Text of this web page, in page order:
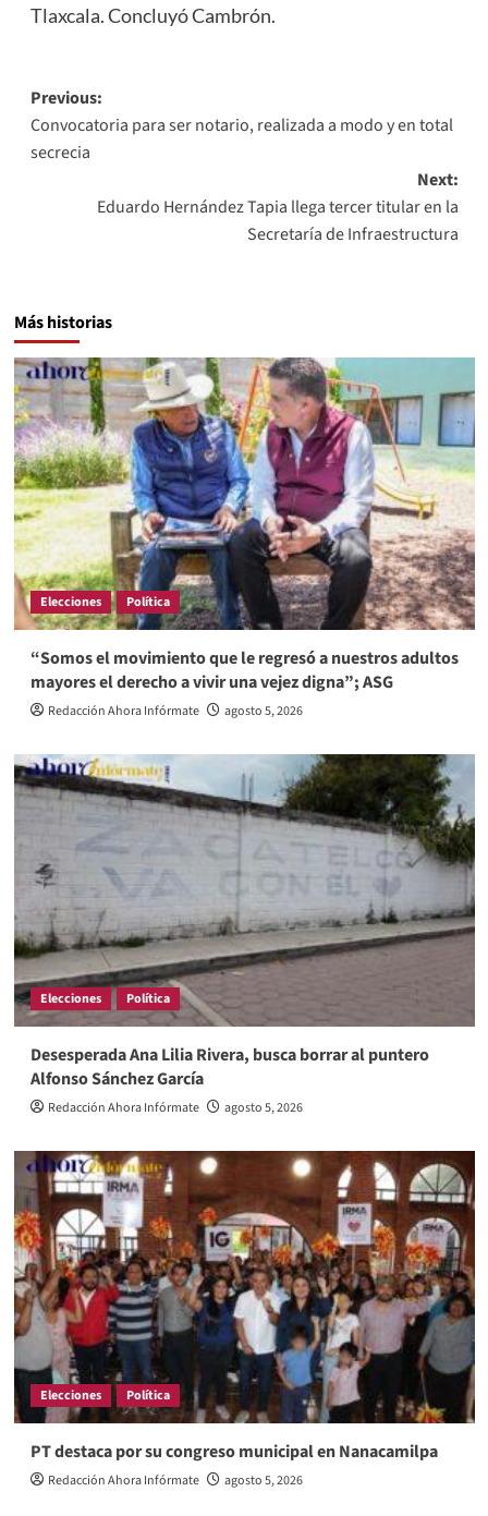
Tlaxcala. Concluyó Cambrón.
Post
navigation
Previous:
Convocatoria para ser notario, realizada a modo y en total
secrecia
Next:
Eduardo Hernández Tapia llega tercer titular en la
Secretaría de Infraestructura
Más historias
Elecciones Política
“Somos el movimiento que le regresó a nuestros adultos
mayores el derecho a vivir una vejez digna”; ASG
Redacción Ahora Infórmate agosto 5, 2026
Elecciones Política
Desesperada Ana Lilia Rivera, busca borrar al puntero
Alfonso Sánchez García
Redacción Ahora Infórmate agosto 5, 2026
Elecciones Política
PT destaca por su congreso municipal en Nanacamilpa
Redacción Ahora Infórmate agosto 5, 2026